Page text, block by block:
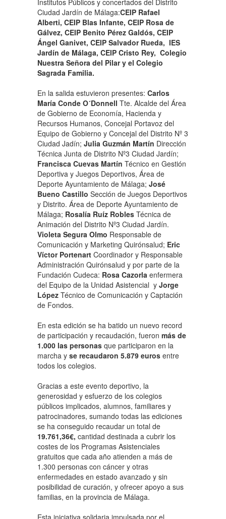
Institutos Públicos y concertados del Distrito
Ciudad Jardín de Málaga:CEIP Rafael
Alberti, CEIP Blas Infante, CEIP Rosa de
Gálvez, CEIP Benito Pérez Galdós, CEIP
Ángel Ganivet, CEIP Salvador Rueda, IES
Jardín de Málaga, CEIP Cristo Rey, Colegio
Nuestra Señora del Pilar y el Colegio
Sagrada Familia.
En la salida estuvieron presentes: Carlos
María Conde O´Donnell Tte. Alcalde del Área
de Gobierno de Economía, Hacienda y
Recursos Humanos, Concejal Portavoz del
Equipo de Gobierno y Concejal del Distrito Nº 3
Ciudad Jadín; Julia Guzmán Martín Dirección
Técnica Junta de Distrito Nº3 Ciudad Jardín;
Francisca Cuevas Martín Técnico en Gestión
Deportiva y Juegos Deportivos, Área de
Deporte Ayuntamiento de Málaga; José
Bueno Castillo Sección de Juegos Deportivos
y Distrito. Área de Deporte Ayuntamiento de
Málaga; Rosalía Ruíz Robles Técnica de
Animación del Distrito Nº3 Ciudad Jardín.
Violeta Segura Olmo Responsable de
Comunicación y Marketing Quirónsalud; Eric
Víctor Portenart Coordinador y Responsable
Administración Quirónsalud y por parte de la
Fundación Cudeca: Rosa Cazorla enfermera
del Equipo de la Unidad Asistencial y Jorge
López Técnico de Comunicación y Captación
de Fondos.
En esta edición se ha batido un nuevo record
de participación y recaudación, fueron más de
1.000 las personas que participaron en la
marcha y se recaudaron 5.879 euros entre
todos los colegios.
Gracias a este evento deportivo, la
generosidad y esfuerzo de los colegios
públicos implicados, alumnos, familiares y
patrocinadores, sumando todas las ediciones
se ha conseguido recaudar un total de
19.761,36€, cantidad destinada a cubrir los
costes de los Programas Asistenciales
gratuitos que cada año atienden a más de
1.300 personas con cáncer y otras
enfermedades en estado avanzado y sin
posibilidad de curación, y ofrecer apoyo a sus
familias, en la provincia de Málaga.
Esta iniciativa solidaria impulsada por el